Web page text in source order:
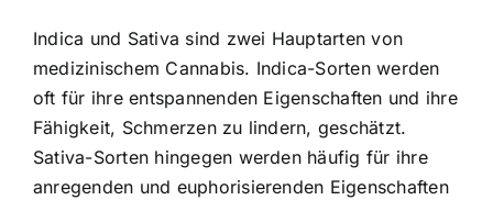
Indica und Sativa sind zwei Hauptarten von
medizinischem Cannabis. Indica-Sorten werden
oft für ihre entspannenden Eigenschaften und ihre
Fähigkeit, Schmerzen zu lindern, geschätzt.
Sativa-Sorten hingegen werden häufig für ihre
anregenden und euphorisierenden Eigenschaften